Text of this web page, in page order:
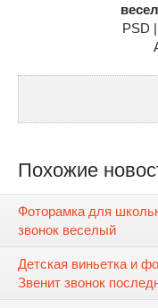
PSD
Похожие
Фоторамка для
звонок веселый
Детская виньетка и
Звенит звонок